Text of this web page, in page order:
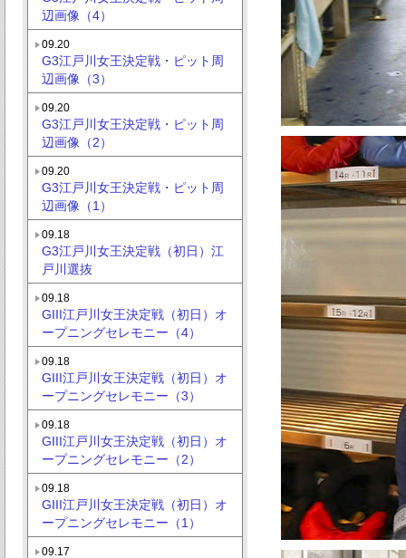
辺画像（4）
09.20
G3江戸川女王決定戦・ピット周
辺画像（3）
09.20
G3江戸川女王決定戦・ピット周
辺画像（2）
09.20
G3江戸川女王決定戦・ピット周
辺画像（1）
09.18
G3江戸川女王決定戦（初日）江
戸川選抜
09.18
GIII江戸川女王決定戦（初日）オ
ープニングセレモニー（4）
09.18
GIII江戸川女王決定戦（初日）オ
ープニングセレモニー（3）
09.18
GIII江戸川女王決定戦（初日）オ
ープニングセレモニー（2）
09.18
GIII江戸川女王決定戦（初日）オ
ープニングセレモニー（1）
09.17